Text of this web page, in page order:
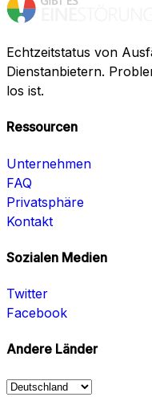
Echtzeitstatus von
Dienstanbietern.
los ist.
Ressourcen
Unternehmen
FAQ
Privatsphäre
Kontakt
Sozialen Medien
Twitter
Facebook
Andere Länder